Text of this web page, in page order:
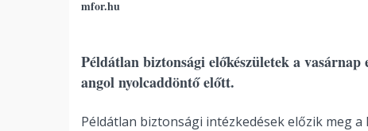
mfor.hu
Példátlan biztonsági előkészületek a
angol nyolcaddöntő előtt.
Példátlan biztonsági intézkedések előzik meg